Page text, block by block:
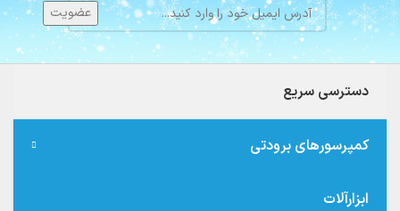
دسترسی سریع
کمپرسورهای برودتی
ابزارآلات